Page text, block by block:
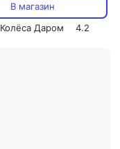
В магазин
Колёса Даром
4.2